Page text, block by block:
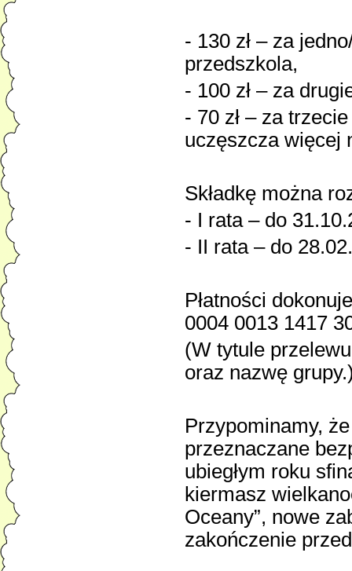
- 130 zł – za
przedszkola,
- 100 zł – za
- 70 zł – za
uczęszcza więcej
Składkę można
- I rata – do
- II rata – do
Płatności
0004 0013 1417
(W tytule
oraz nazwę
Przypominamy,
przeznaczane
ubiegłym roku
kiermasz
Oceany”, nowe
zakończenie